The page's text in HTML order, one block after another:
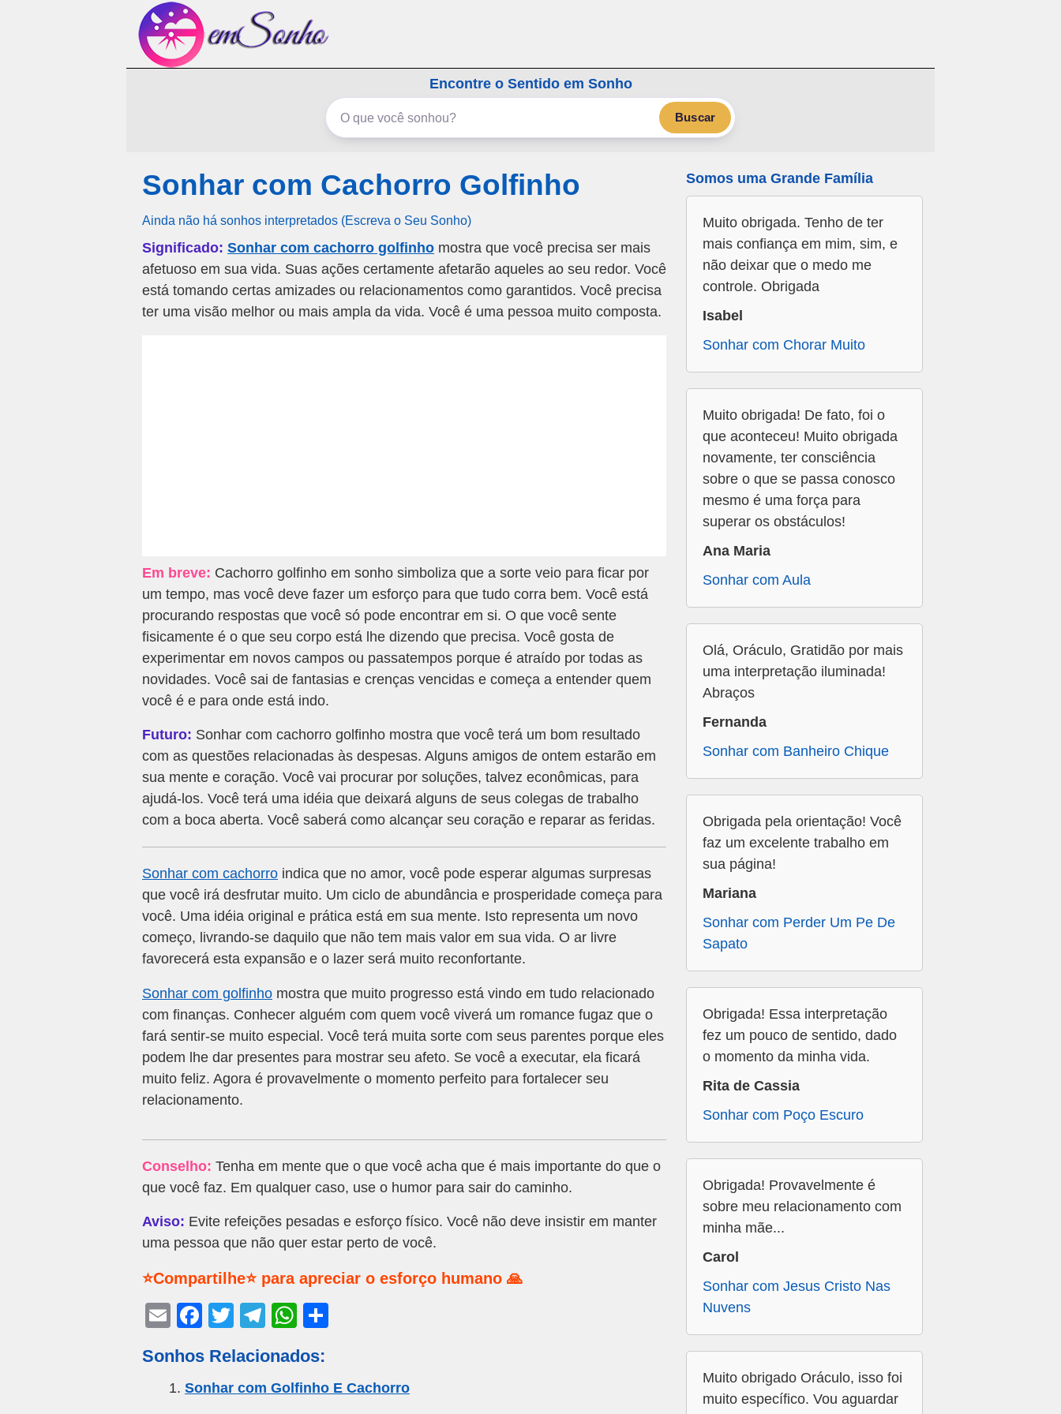
Encontre o Sentido em Sonho
Buscar
Sonhar com Cachorro Golfinho
Ainda não há sonhos interpretados (Escreva o Seu Sonho)
Significado: Sonhar com cachorro golfinho mostra que você precisa ser mais
afetuoso em sua vida. Suas ações certamente afetarão aqueles ao seu redor. Você
está tomando certas amizades ou relacionamentos como garantidos. Você precisa
ter uma visão melhor ou mais ampla da vida. Você é uma pessoa muito composta.
Em breve: Cachorro golfinho em sonho simboliza que a sorte veio para ficar por
um tempo, mas você deve fazer um esforço para que tudo corra bem. Você está
procurando respostas que você só pode encontrar em si. O que você sente
fisicamente é o que seu corpo está lhe dizendo que precisa. Você gosta de
experimentar em novos campos ou passatempos porque é atraído por todas as
novidades. Você sai de fantasias e crenças vencidas e começa a entender quem
você é e para onde está indo.
Futuro: Sonhar com cachorro golfinho mostra que você terá um bom resultado
com as questões relacionadas às despesas. Alguns amigos de ontem estarão em
sua mente e coração. Você vai procurar por soluções, talvez econômicas, para
ajudá-los. Você terá uma idéia que deixará alguns de seus colegas de trabalho
com a boca aberta. Você saberá como alcançar seu coração e reparar as feridas.
Sonhar com cachorro indica que no amor, você pode esperar algumas surpresas
que você irá desfrutar muito. Um ciclo de abundância e prosperidade começa para
você. Uma idéia original e prática está em sua mente. Isto representa um novo
começo, livrando-se daquilo que não tem mais valor em sua vida. O ar livre
favorecerá esta expansão e o lazer será muito reconfortante.
Sonhar com golfinho mostra que muito progresso está vindo em tudo relacionado
com finanças. Conhecer alguém com quem você viverá um romance fugaz que o
fará sentir-se muito especial. Você terá muita sorte com seus parentes porque eles
podem lhe dar presentes para mostrar seu afeto. Se você a executar, ela ficará
muito feliz. Agora é provavelmente o momento perfeito para fortalecer seu
relacionamento.
Conselho: Tenha em mente que o que você acha que é mais importante do que o
que você faz. Em qualquer caso, use o humor para sair do caminho.
Aviso: Evite refeições pesadas e esforço físico. Você não deve insistir em manter
uma pessoa que não quer estar perto de você.
⭐Compartilhe⭐ para apreciar o esforço humano 🙏
E
ail
F
c
e
T
tt
er
T
e
gr
W
at
s
e
Sonhos Relacionados:
Sonhar com Golfinho E Cachorro
Somos uma Grande Família
Muito obrigada. Tenho de ter
mais confiança em mim, sim, e
não deixar que o medo me
controle. Obrigada
Isabel
Sonhar com Chorar Muito
Muito obrigada! De fato, foi o
que aconteceu! Muito obrigada
novamente, ter consciência
sobre o que se passa conosco
mesmo é uma força para
superar os obstáculos!
Ana Maria
Sonhar com Aula
Olá, Oráculo, Gratidão por mais
uma interpretação iluminada!
Abraços
Fernanda
Sonhar com Banheiro Chique
Obrigada pela orientação! Você
faz um excelente trabalho em
sua página!
Mariana
Sonhar com Perder Um Pe De
Sapato
Obrigada! Essa interpretação
fez um pouco de sentido, dado
o momento da minha vida.
Rita de Cassia
Sonhar com Poço Escuro
Obrigada! Provavelmente é
sobre meu relacionamento com
minha mãe...
Carol
Sonhar com Jesus Cristo Nas
Nuvens
Muito obrigado Oráculo, isso foi
muito específico. Vou aguardar